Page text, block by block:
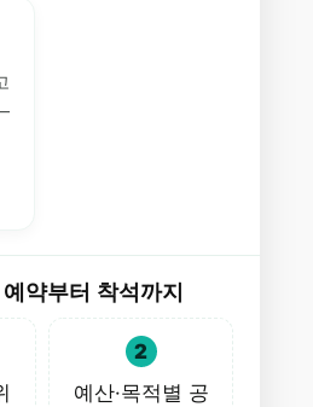
약부터 착석까지
2
예산·목적별 공